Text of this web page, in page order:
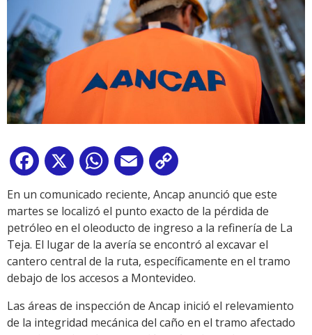
Facebook
X WhatsApp
Email
Link
En un comunicado reciente, Ancap anunció que este
martes se localizó el punto exacto de la pérdida de
petróleo en el oleoducto de ingreso a la refinería de La
Teja. El lugar de la avería se encontró al excavar el
cantero central de la ruta, específicamente en el tramo
debajo de los accesos a Montevideo.
Las áreas de inspección de Ancap inició el relevamiento
de la integridad mecánica del caño en el tramo afectado